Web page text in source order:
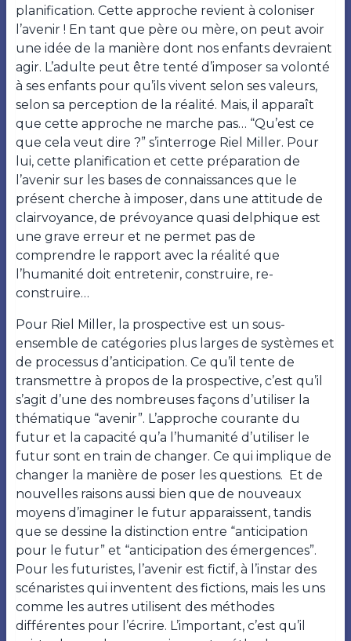
planification. Cette approche revient à coloniser
l’avenir ! En tant que père ou mère, on peut avoir
une idée de la manière dont nos enfants devraient
agir. L’adulte peut être tenté d’imposer sa volonté
à ses enfants pour qu’ils vivent selon ses valeurs,
selon sa perception de la réalité. Mais, il apparaît
que cette approche ne marche pas… “Qu’est ce
que cela veut dire ?” s’interroge Riel Miller. Pour
lui, cette planification et cette préparation de
l’avenir sur les bases de connaissances que le
présent cherche à imposer, dans une attitude de
clairvoyance, de prévoyance quasi delphique est
une grave erreur et ne permet pas de
comprendre le rapport avec la réalité que
l’humanité doit entretenir, construire, re-
construire…
Pour Riel Miller, la prospective est un sous-
ensemble de catégories plus larges de systèmes et
de processus d’anticipation. Ce qu’il tente de
transmettre à propos de la prospective, c’est qu’il
s’agit d’une des nombreuses façons d’utiliser la
thématique “avenir”. L’approche courante du
futur et la capacité qu’a l’humanité d’utiliser le
futur sont en train de changer. Ce qui implique de
changer la manière de poser les questions. Et de
nouvelles raisons aussi bien que de nouveaux
moyens d’imaginer le futur apparaissent, tandis
que se dessine la distinction entre “anticipation
pour le futur” et “anticipation des émergences”.
Pour les futuristes, l’avenir est fictif, à l’instar des
scénaristes qui inventent des fictions, mais les uns
comme les autres utilisent des méthodes
différentes pour l’écrire. L’important, c’est qu’il